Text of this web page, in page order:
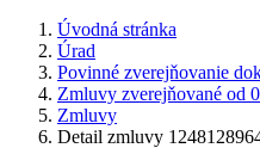
Úvodná stránka
Úrad
Povinné zverejňovanie
Zmluvy zverejňované od
Zmluvy
Detail zmluvy